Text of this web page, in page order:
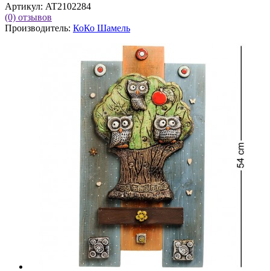
Артикул: AT2102284
(0) отзывов
Производитель: КоКо Шамель